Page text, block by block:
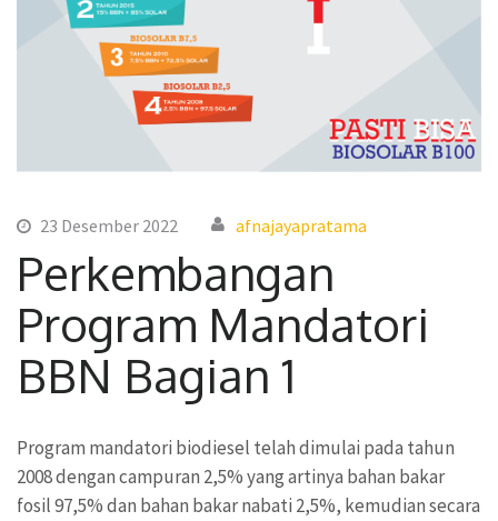
23 Desember 2022 afnajayapratama
Perkembangan
Program Mandatori
BBN Bagian 1
Program mandatori biodiesel telah dimulai pada tahun
2008 dengan campuran 2,5% yang artinya bahan bakar
fosil 97,5% dan bahan bakar nabati 2,5%, kemudian secara